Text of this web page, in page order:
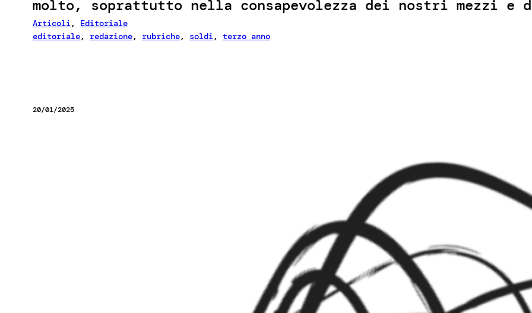
molto, soprattutto nella consapevolezza dei nostri mezzi e
Articoli, Editoriale
editoriale, redazione, rubriche, soldi, terzo anno
20/01/2025